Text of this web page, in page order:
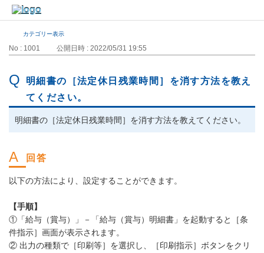
カテゴリー表示
No : 1001 公開日時 : 2022/05/31 19:55
明細書の［法定休日残業時間］を消す方法を教え
てください。
明細書の［法定休日残業時間］を消す方法を教えてください。
以下の方法により、設定することができます。
【手順】
①「給与（賞与）」－「給与（賞与）明細書」を起動すると［条
件指示］画面が表示されます。
② 出力の種類で［印刷等］を選択し、［印刷指示］ボタンをクリ